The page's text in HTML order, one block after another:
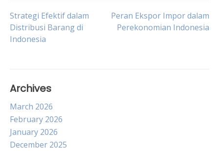
Post
navigation
Strategi Efektif dalam
Distribusi Barang di
Indonesia
Peran Ekspor Impor dalam
Perekonomian Indonesia
Archives
March 2026
February 2026
January 2026
December 2025